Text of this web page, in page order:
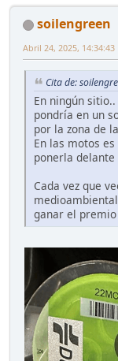
soilengreen
Abril 24, 2025, 14:34:43
Cita de:
En ningún
pondría en un
por la zona de
En las motos
ponerla
Cada vez que
ganar el